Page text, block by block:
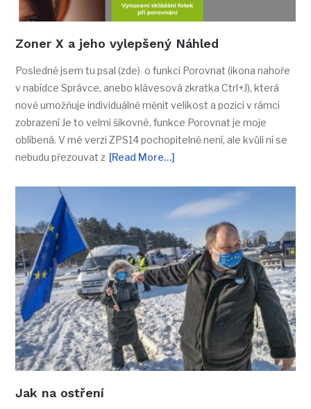
Zoner X a jeho vylepšený Náhled
Posledně jsem tu psal (zde) o funkci Porovnat (ikona nahoře
v nabídce Správce, anebo klávesová zkratka Ctrl+J), která
nově umožňuje individuálně měnit velikost a pozici v rámci
zobrazení Je to velmi šikovné, funkce Porovnat je moje
oblíbená. V mé verzi ZPS14 pochopitelně není, ale kvůli ní se
nebudu přezouvat z [Read More…]
Jak na ostření